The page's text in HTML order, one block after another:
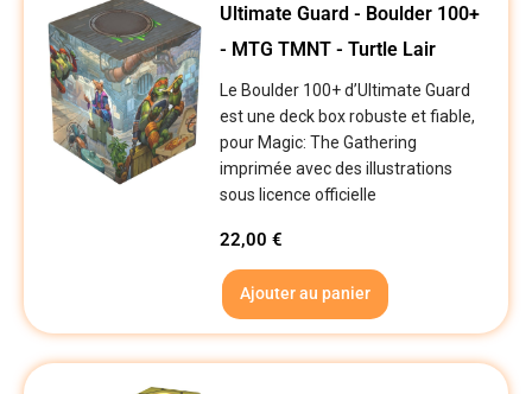
Ultimate Guard - Boulder 100+
- MTG TMNT - Turtle Lair
Le Boulder 100+ d’Ultimate Guard
est une deck box robuste et fiable,
pour Magic: The Gathering
imprimée avec des illustrations
sous licence officielle
22,00€
Ajouter au panier